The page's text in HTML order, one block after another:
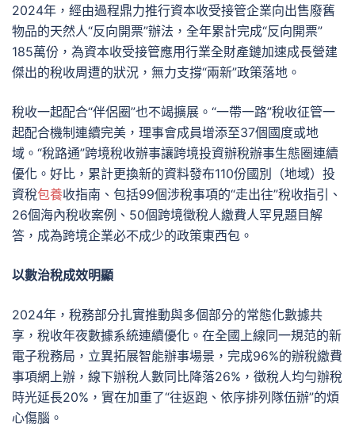
2024年，經由過程鼎力推行資本收受接管企業向出售廢舊
物品的天然人“反向開票”辦法，全年累計完成“反向開票”
185萬份，為資本收受接管應用行業全財產鏈加速成長營建
傑出的稅收周遭的狀況，無力支撐“兩新”政策落地。
稅收一起配合“伴侶圈”也不竭擴展。“一帶一路”稅收征管一
起配合機制連續完美，理事會成員增添至37個國度或地
域。“稅路通”跨境稅收辦事讓跨境投資辦稅辦事生態圈連續
優化。好比，累計更換新的資料發布110份國別（地域）投
資稅包養收指南、包括99個涉稅事項的“走出往”稅收指引、
26個海內稅收案例、50個跨境徵稅人繳費人罕見題目解
答，成為跨境企業必不成少的政策東西包。
以數治稅成效明顯
2024年，稅務部分扎實推動與多個部分的常態化數據共
享，稅收年夜數據系統連續優化。在全國上線同一規范的新
電子稅務局，立異拓展智能辦事場景，完成96%的辦稅繳費
事項網上辦，線下辦稅人數同比降落26%，徵稅人均勻辦稅
時光延長20%，實在加重了“往返跑、依序排列隊伍辦”的煩
心傷腦。